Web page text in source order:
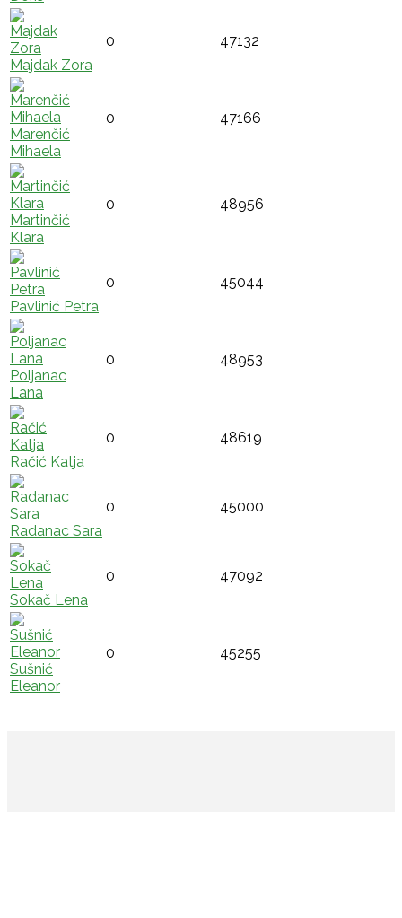
Majdak Zora
0 47132
Marenčić
Mihaela
0 47166
Martinčić
Klara
0 48956
Pavlinić Petra
0 45044
Poljanac
Lana
0 48953
Račić Katja
0 48619
Radanac Sara
0 45000
Sokač Lena
0 47092
Sušnić
Eleanor
0 45255